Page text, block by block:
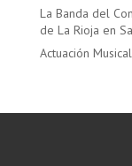
La Banda del
de La Rioja en
Actuación